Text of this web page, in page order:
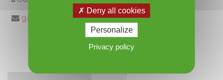
grumeur@orange.fr
Deny all cookies
Personalize
Privacy policy